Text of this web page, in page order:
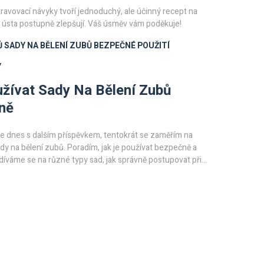
návyky tvoří jednoduchý, ale účinný recept na
postupně zlepšují. Váš úsměv vám poděkuje!
SADY NA BĚLENÍ ZUBŮBEZPEČNÉ POUŽITÍ
Sady Na Bělení Zubů
dnes s dalším příspěvkem, tentokrát se zaměřím na
na bělení zubů. Poradím, jak je používat bezpečně a
se na různé typy sad, jak správně postupovat při
doporučení na ty nejlepší sady na trhu. Tahle téma je